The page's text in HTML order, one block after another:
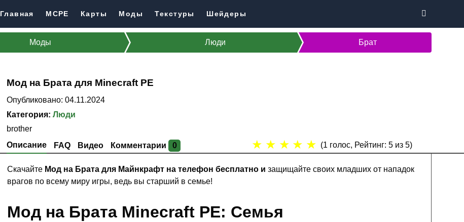
Главная MCPE Карты Моды Текстуры Шейдеры
Моды Люди Брат
Мод на Брата для Minecraft PE
Опубликовано: 04.11.2024
Категория:Люди
brother
Описание
FAQ Видео Комментарии 0 ★ ★ ★ ★ ★ (1 голос, Рейтинг: 5из 5)
Скачайте Мод на Брата для Майнкрафт на телефон бесплатно изащищайте своих младших от нападок
врагов по всему миру игры, ведь вы старший в семье!
Мод на Брата Minecraft PE: Семья